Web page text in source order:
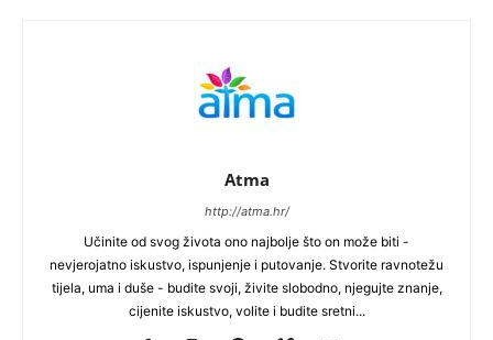
Atma
http://atma.hr/
Učinite od svog života ono najbolje što on može biti -
nevjerojatno iskustvo, ispunjenje i putovanje. Stvorite ravnotežu
tijela, uma i duše - budite svoji, živite slobodno, njegujte znanje,
cijenite iskustvo, volite i budite sretni...